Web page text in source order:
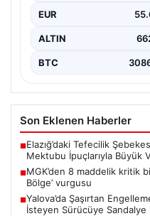
EUR
ALTIN
BTC
Son Eklenen Haberler
■Elazığ’daki Tefecilik
Mektubu İpuçlarıyla Büyük
■MGK’den 8 maddelik kritik
Bölge’ vurgusu
■Yalova’da Şaşırtan
İsteyen Sürücüye Sandalye